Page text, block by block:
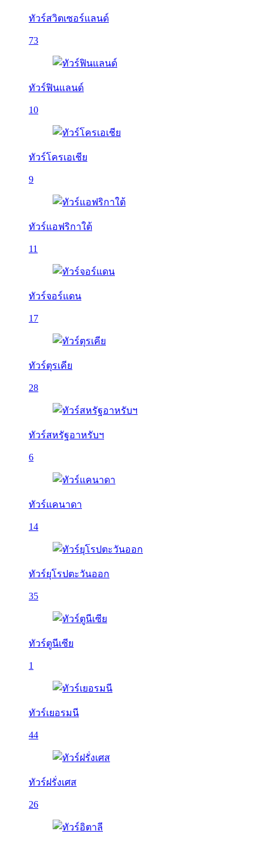
ทัวร์สวิตเซอร์แลนด์
73
ทัวร์ฟินแลนด์
10
ทัวร์โครเอเชีย
9
ทัวร์แอฟริกาใต้
11
ทัวร์จอร์แดน
17
ทัวร์ตุรเคีย
28
ทัวร์สหรัฐอาหรับฯ
6
ทัวร์แคนาดา
14
ทัวร์ยุโรปตะวันออก
35
ทัวร์ตูนีเซีย
1
ทัวร์เยอรมนี
44
ทัวร์ฝรั่งเศส
26